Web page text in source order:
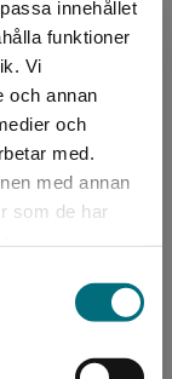
innehållet
funktioner
Vi
och annan
och
med.
med annan
som de har
måste